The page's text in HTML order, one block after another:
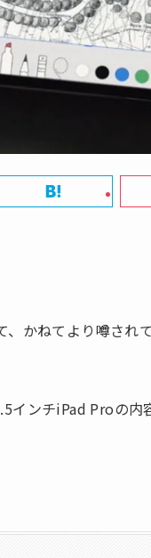
かねてより噂され
インチiPad Proの内